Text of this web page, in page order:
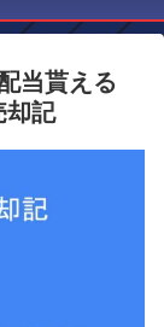
当貰える
却記